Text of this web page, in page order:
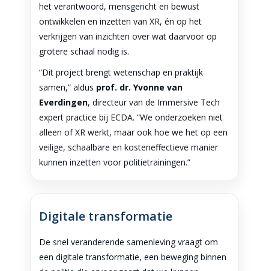
het verantwoord, mensgericht en bewust
ontwikkelen en inzetten van XR, én op het
verkrijgen van inzichten over wat daarvoor op
grotere schaal nodig is.
“Dit project brengt wetenschap en praktijk
samen,” aldus prof. dr. Yvonne van
Everdingen, directeur van de Immersive Tech
expert practice bij ECDA. “We onderzoeken niet
alleen of XR werkt, maar ook hoe we het op een
veilige, schaalbare en kosteneffectieve manier
kunnen inzetten voor politietrainingen.”
Digitale transformatie
De snel veranderende samenleving vraagt om
een digitale transformatie, een beweging binnen